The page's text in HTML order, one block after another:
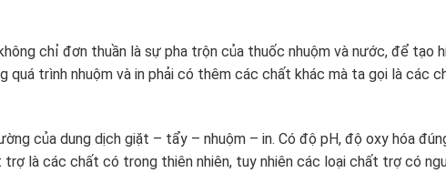
chỉ đơn thuần là sự pha trộn của thuốc nhuộm và nước, để tạo
quá trình nhuộm và in phải có thêm các chất khác mà ta gọi là các
của dung dịch giặt – tẩy – nhuộm – in. Có độ pH, độ oxy hóa
trợ là các chất có trong thiên nhiên, tuy nhiên các loại chất trợ có